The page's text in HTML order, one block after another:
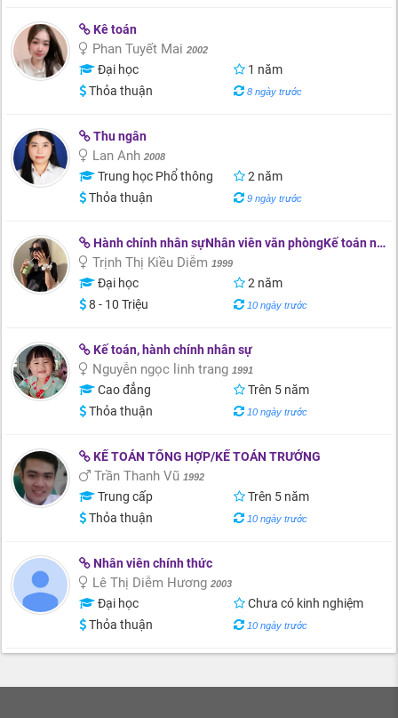
Kê toán
Phan Tuyết Mai 2002
Đại học
1 năm
Thỏa thuận
8 ngày trước
Thu ngân
Lan Anh 2008
Trung học Phổ thông
2 năm
Thỏa thuận
9 ngày trước
Hành chính nhân sựNhân viên văn phòngKế toán nội bộ
Trịnh Thị Kiều Diễm 1999
Đại học
2 năm
8 - 10 Triệu
10 ngày trước
Kế toán, hành chính nhân sự
Nguyễn ngọc linh trang 1991
Cao đẳng
Trên 5 năm
Thỏa thuận
10 ngày trước
KẾ TOÁN TỔNG HỢP/KẾ TOÁN TRƯỞNG
Trần Thanh Vũ 1992
Trung cấp
Trên 5 năm
Thỏa thuận
10 ngày trước
Nhân viên chính thức
Lê Thị Diễm Hương 2003
Đại học
Chưa có kinh nghiệm
Thỏa thuận
10 ngày trước